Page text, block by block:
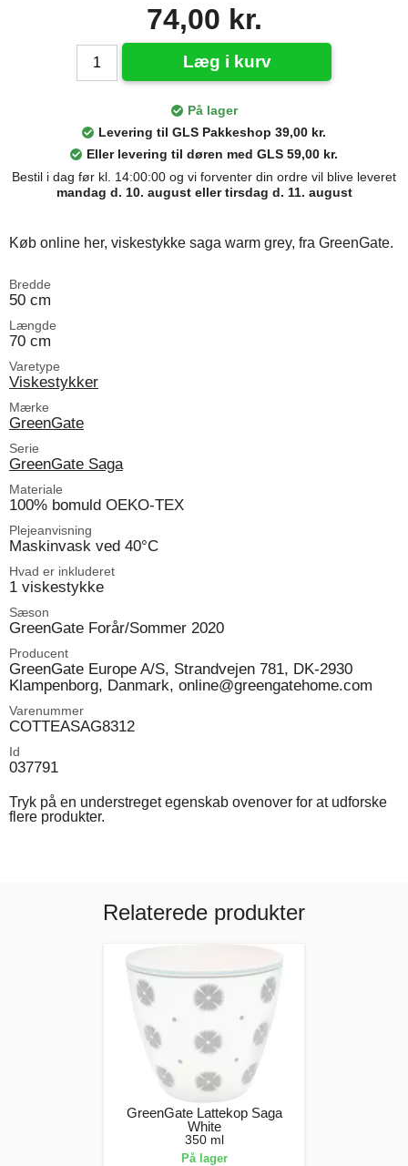
74,00 kr.
Læg i kurv
På lager
Levering til GLS Pakkeshop 39,00 kr.
Eller levering til døren med GLS 59,00 kr.
Bestil i dag før kl. 14:00:00 og vi forventer din ordre vil blive leveret
mandag d. 10. august eller tirsdag d. 11. august
Køb online her, viskestykke saga warm grey, fra GreenGate.
Bredde
50 cm
Længde
70 cm
Varetype
Viskestykker
Mærke
GreenGate
Serie
GreenGate Saga
Materiale
100% bomuld OEKO-TEX
Plejeanvisning
Maskinvask ved 40°C
Hvad er inkluderet
1 viskestykke
Sæson
GreenGate Forår/Sommer 2020
Producent
GreenGate Europe A/S, Strandvejen 781, DK-2930
Klampenborg, Danmark, online@greengatehome.com
Varenummer
COTTEASAG8312
Id
037791
Tryk på en understreget egenskab ovenover for at udforske
flere produkter.
Relaterede produkter
GreenGate Lattekop Saga
White
350 ml
På lager